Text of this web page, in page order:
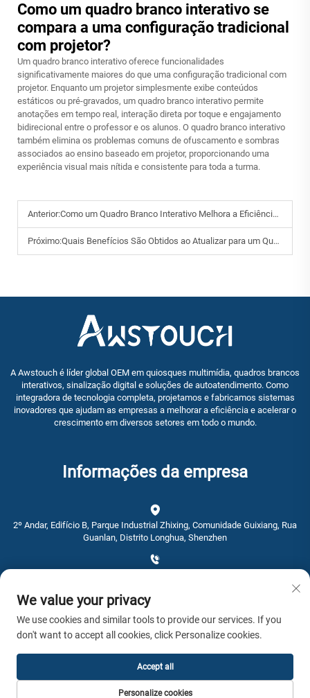
Como um quadro branco interativo se
compara a uma configuração tradicional
com projetor?
Um quadro branco interativo oferece funcionalidades
significativamente maiores do que uma configuração tradicional com
projetor. Enquanto um projetor simplesmente exibe conteúdos
estáticos ou pré-gravados, um quadro branco interativo permite
anotações em tempo real, interação direta por toque e engajamento
bidirecional entre o professor e os alunos. O quadro branco interativo
também elimina os problemas comuns de ofuscamento e sombras
associados ao ensino baseado em projetor, proporcionando uma
experiência visual mais nítida e consistente para toda a turma.
Anterior:Como um Quadro Branco Interativo Melhora a Eficiência do Ensino?
Próximo:Quais Benefícios São Obtidos ao Atualizar para um Quadro Branco Interativo?
A Awstouch é líder global OEM em quiosques multimídia, quadros brancos
interativos, sinalização digital e soluções de autoatendimento. Como
integradora de tecnologia completa, projetamos e fabricamos sistemas
inovadores que ajudam as empresas a melhorar a eficiência e acelerar o
crescimento em diversos setores em todo o mundo.
Informações da empresa
2º Andar, Edifício B, Parque Industrial Zhixing, Comunidade Guixiang, Rua
Guanlan, Distrito Longhua, Shenzhen
[email protected]
Copyright © 2026 AWSTOUCH Todos os direitos reservados. - Política de
Privacidade
We value your privacy
We use cookies and similar tools to provide our services. If you
don't want to accept all cookies, click Personalize cookies.
Personalize cookies
Accept all